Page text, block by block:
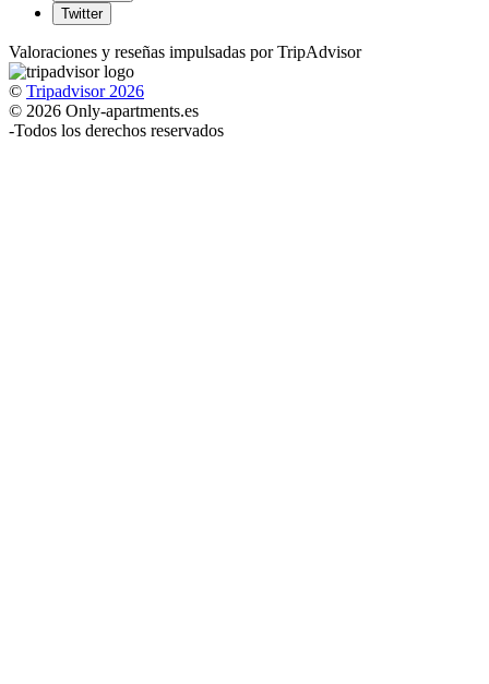
Twitter
Valoraciones y reseñas impulsadas por TripAdvisor
© Tripadvisor 2026
© 2026 Only-apartments.es
-Todos los derechos reservados